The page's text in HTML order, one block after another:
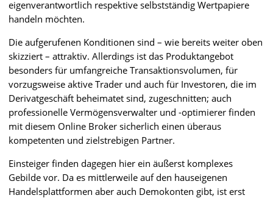
eigenverantwortlich respektive selbstständig Wertpapiere
handeln möchten.
Die aufgerufenen Konditionen sind – wie bereits weiter oben
skizziert – attraktiv. Allerdings ist das Produktangebot
besonders für umfangreiche Transaktionsvolumen, für
vorzugsweise aktive Trader und auch für Investoren, die im
Derivatgeschäft beheimatet sind, zugeschnitten; auch
professionelle Vermögensverwalter und -optimierer finden
mit diesem Online Broker sicherlich einen überaus
kompetenten und zielstrebigen Partner.
Einsteiger finden dagegen hier ein äußerst komplexes
Gebilde vor. Da es mittlerweile auf den hauseigenen
Handelsplattformen aber auch Demokonten gibt, ist erst